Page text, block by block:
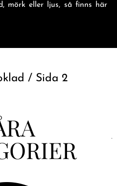
mörk eller ljus, så finns här
/ Sida 2